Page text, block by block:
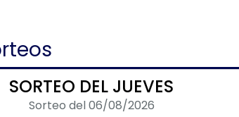
SORTEO DEL JUEVES
Sorteo del 06/08/2026